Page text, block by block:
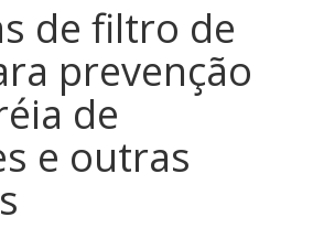
de filtro de
prevenção
de
e outras